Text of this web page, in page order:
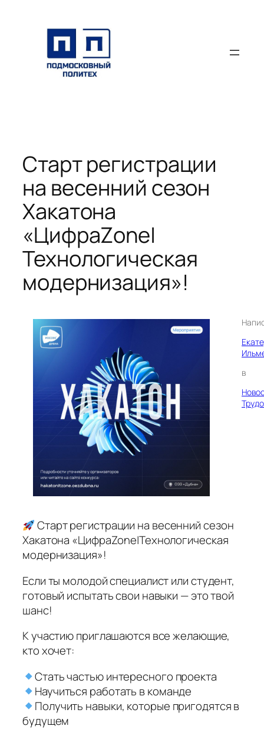
содержимому
Старт регистрации
на весенний сезон
Хакатона
«ЦифраZone|
Технологическая
модернизация»!
в
Старт регистрации на весенний сезон
Хакатона «ЦифраZone|Технологическая
модернизация»!
Если ты молодой специалист или студент,
готовый испытать свои навыки — это твой
шанс!
К участию приглашаются все желающие,
кто хочет:
Стать частью интересного проекта
Научиться работать в команде
Получить навыки, которые пригодятся в
будущем